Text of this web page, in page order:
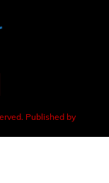
Published by